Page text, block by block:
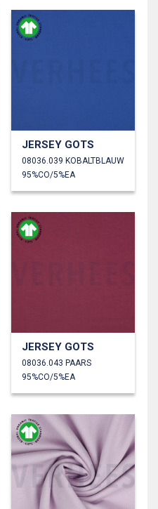
JERSEY GOTS
08036.039 KOBALTBLAUW
95%CO/5%EA
JERSEY GOTS
08036.043 PAARS
95%CO/5%EA